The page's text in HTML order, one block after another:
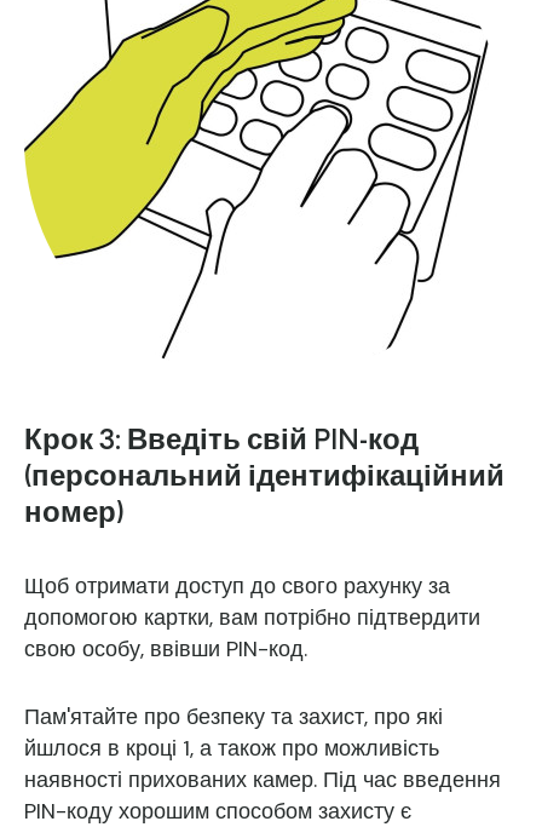
Крок 3: Введіть свій PIN-код
(персональний ідентифікаційний
номер)
Щоб отримати доступ до свого рахунку за
допомогою картки, вам потрібно підтвердити
свою особу, ввівши PIN-код.
Пам'ятайте про безпеку та захист, про які
йшлося в кроці 1, а також про можливість
наявності прихованих камер. Під час введення
PIN-коду хорошим способом захисту є